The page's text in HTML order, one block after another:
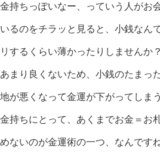
金持ちっぽいなー、っていう人がお
いるのをチラッと見ると、小銭なん
リするくらい薄かったりしませんか
あまり良くないため、小銭のたまっ
地が悪くなって金運が下がってしま
金持ちにとって、あくまでお金＝お
めないのが金運術の一つ、なんですね